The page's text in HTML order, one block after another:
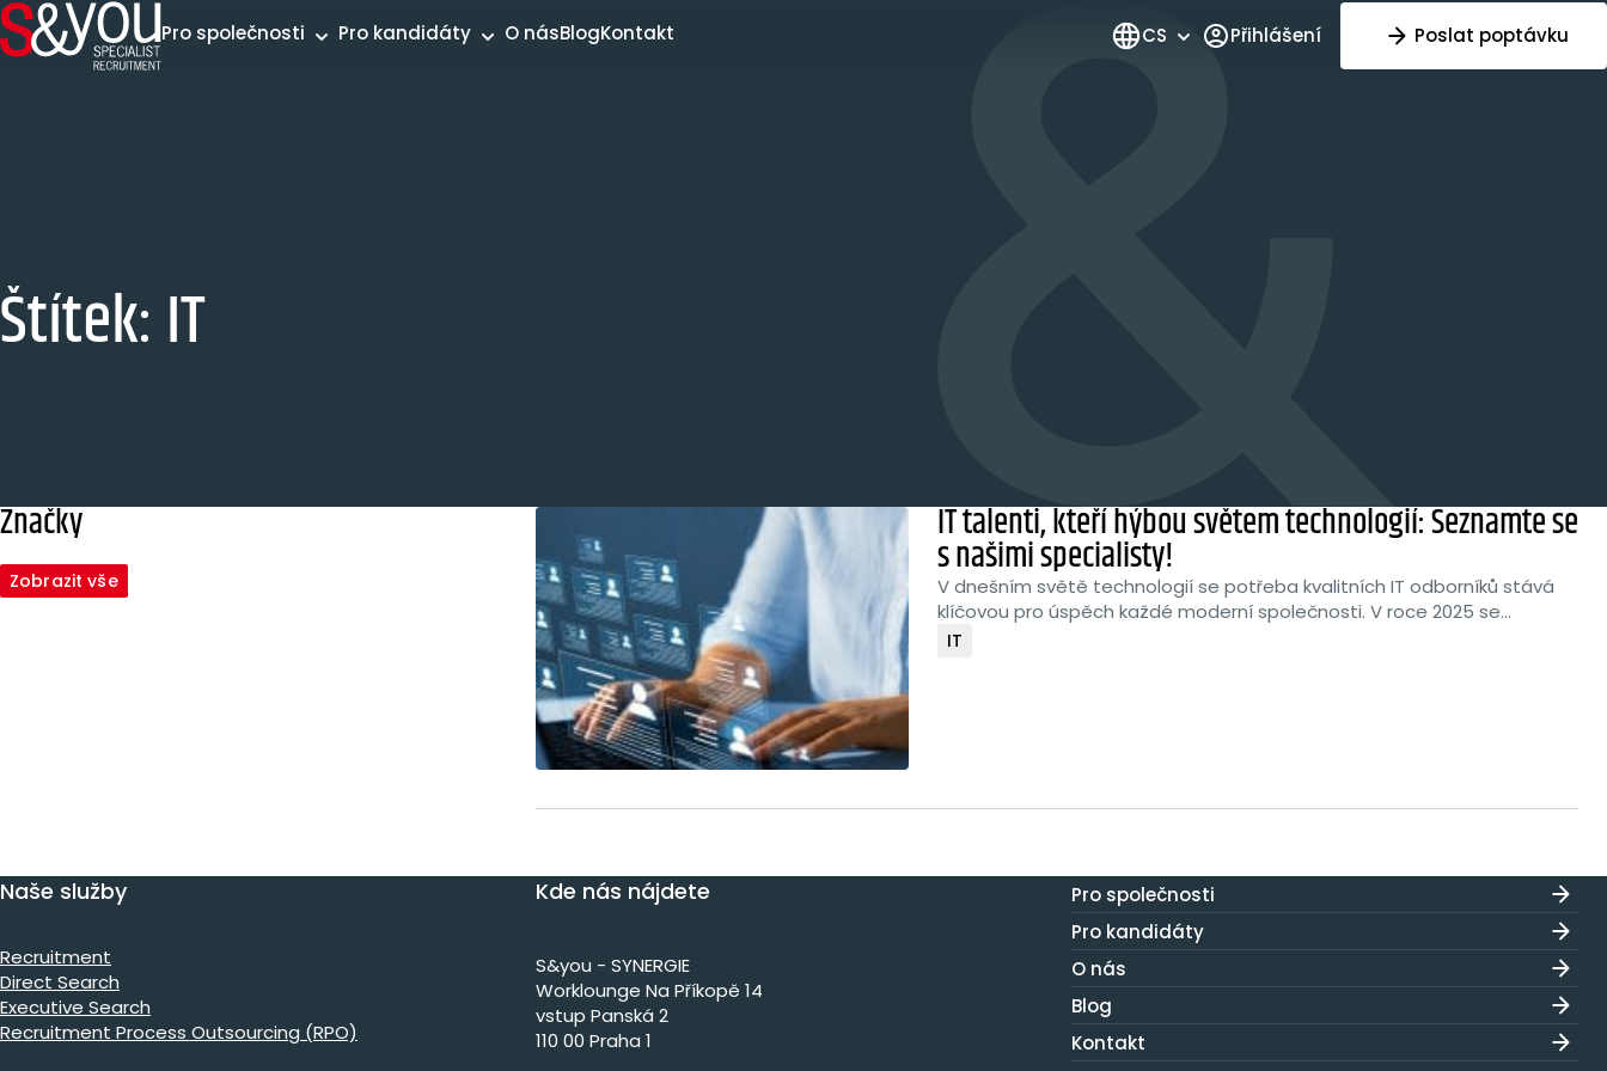
Přeskočit na obsah
Pro společnosti Pro kandidáty O násBlogKontakt CS Přihlášení Poslat poptávku
Štítek: IT
Značky
Zobrazit vše
IT talenti, kteří hýbou světem technologií: Seznamte se
s našimi specialisty!
V dnešním světě technologií se potřeba kvalitních IT odborníků stává
klíčovou pro úspěch každé moderní společnosti. V roce 2025 se...
IT
Naše služby
Recruitment
Direct Search
Executive Search
Recruitment Process Outsourcing (RPO)
Kde nás nájdete
S&you - SYNERGIE
Worklounge Na Příkopě 14
vstup Panská 2
110 00 Praha 1
Pro společnosti
Pro kandidáty
O nás
Blog
Kontakt